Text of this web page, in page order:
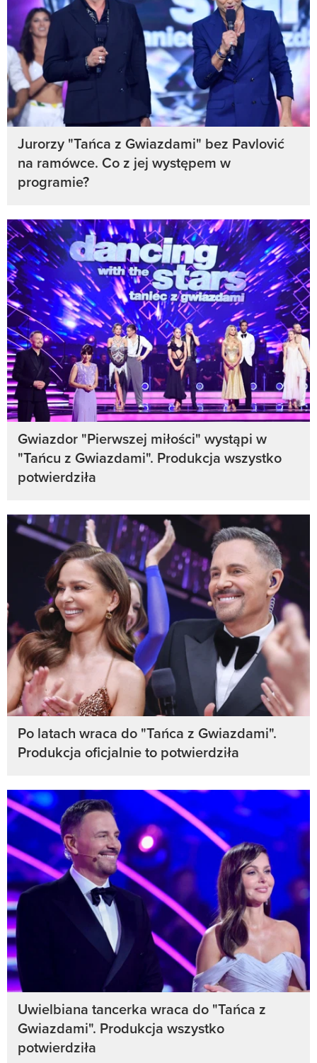
Jurorzy "Tańca z Gwiazdami" bez Pavlović
na ramówce. Co z jej występem w
programie?
Gwiazdor "Pierwszej miłości" wystąpi w
"Tańcu z Gwiazdami". Produkcja wszystko
potwierdziła
Po latach wraca do "Tańca z Gwiazdami".
Produkcja oficjalnie to potwierdziła
Uwielbiana tancerka wraca do "Tańca z
Gwiazdami". Produkcja wszystko
potwierdziła